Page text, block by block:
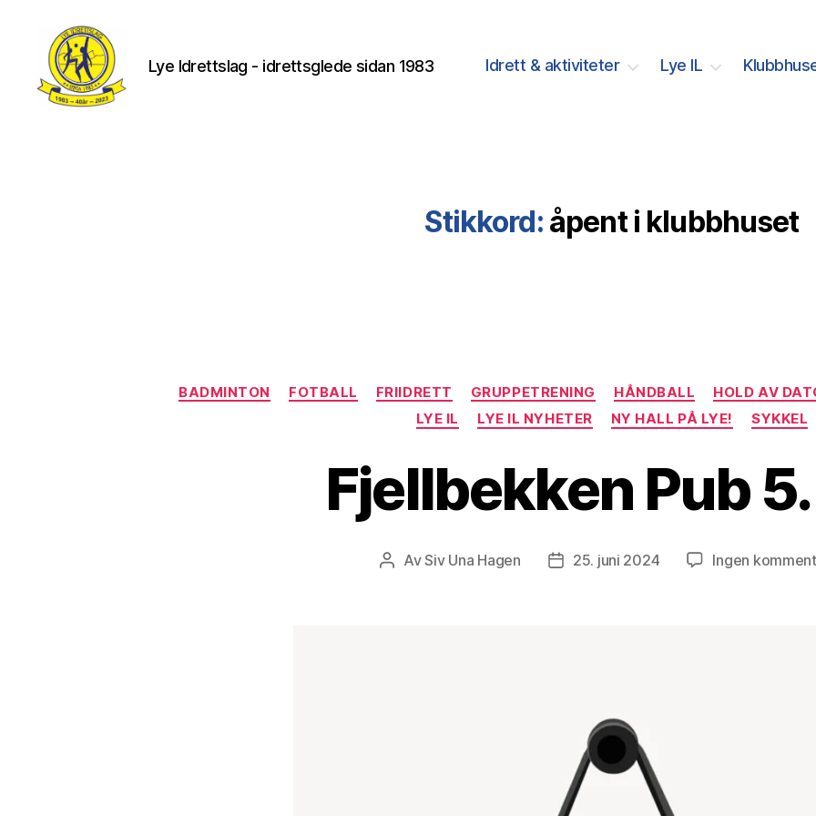
Lye Idrettslag - idrettsglede sidan 1983 Idrett & aktiviteter Lye IL
Stikkord: åpent i klubbhuset
Kategorier
BADMINTON FOTBALL FRIIDRETT GRUPPETRENING HÅNDBALL HOLD AV
LYE IL
LYE IL NYHETER NY HALL PÅ LYE! SYKKEL
Fjellbekken Pub
Innleggsforfatter
AvSiv Una Hagen Publiseringsdato
25. juni 2024 Ingen